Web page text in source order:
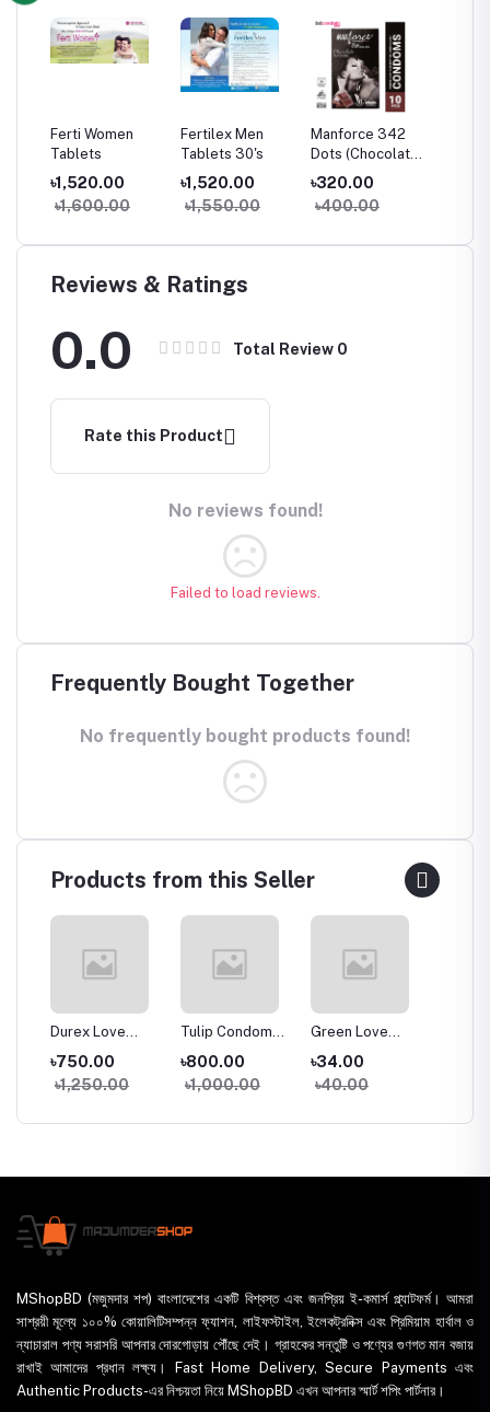
Ferti Women
Tablets
৳1,520.00
৳1,600.00
Fertilex Men
Tablets 30's
৳1,520.00
৳1,550.00
Manforce 342
Dots (Chocolate)
10's Pack
৳320.00
৳400.00
Reviews & Ratings
0.0 Total Review 0
Rate this Product
No reviews found!
Failed to load reviews.
Frequently Bought Together
No frequently bought products found!
Products from this Seller
Durex Love
Condom - 10pcs
Pack
৳750.00
৳1,250.00
Tulip Condom
Dotted &
Chocolate
Flavour with
৳800.00
৳1,000.00
Green Love
Ultra Thin
Condom
৳34.00
৳40.00
MShopBD (মজুমদার শপ) বাংলাদেশের একটি বিশ্বস্ত এবং জনপ্রিয় ই-কমার্স প্ল্যাটফর্ম। আমরা
সাশ্রয়ী মূল্যে ১০০% কোয়ালিটিসম্পন্ন ফ্যাশন, লাইফস্টাইল, ইলেকট্রনিক্স এবং প্রিমিয়াম হার্বাল ও
ন্যাচারাল পণ্য সরাসরি আপনার দোরগোড়ায় পৌঁছে দেই। গ্রাহকের সন্তুষ্টি ও পণ্যের গুণগত মান বজায়
রাখাই আমাদের প্রধান লক্ষ্য। Fast Home Delivery, Secure Payments এবং
Authentic Products-এর নিশ্চয়তা নিয়ে MShopBD এখন আপনার স্মার্ট শপিং পার্টনার।